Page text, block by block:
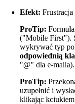
Efekt:
ProTip:
("Mobile First").
wykrywać typ
odpowiednią
"@" dla e-maila).
ProTip:
uzupełnić i
klikając